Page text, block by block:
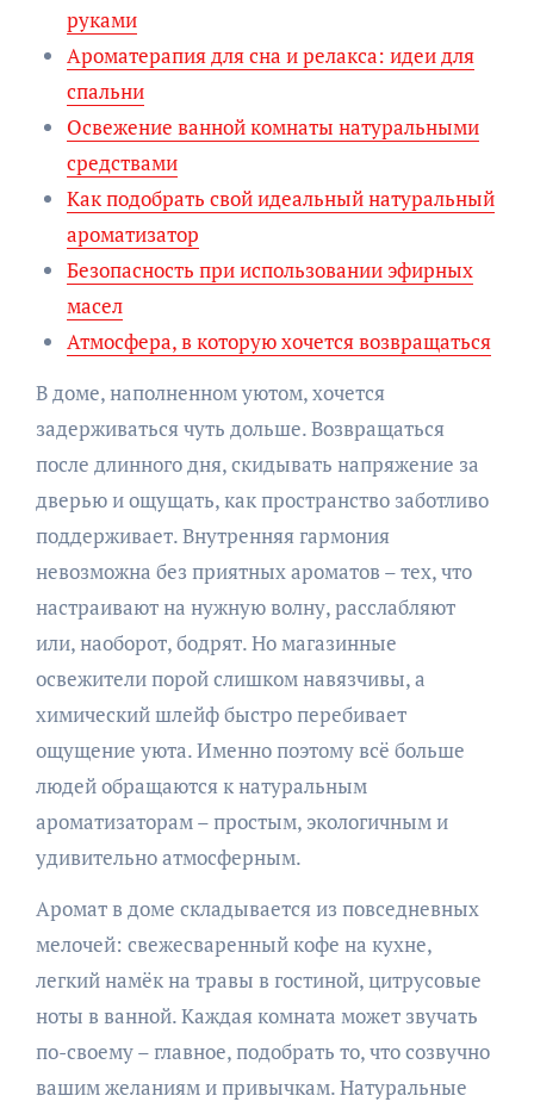
руками
Ароматерапия для сна и релакса: идеи для
спальни
Освежение ванной комнаты натуральными
средствами
Как подобрать свой идеальный натуральный
ароматизатор
Безопасность при использовании эфирных
масел
Атмосфера, в которую хочется возвращаться
В доме, наполненном уютом, хочется
задерживаться чуть дольше. Возвращаться
после длинного дня, скидывать напряжение за
дверью и ощущать, как пространство заботливо
поддерживает. Внутренняя гармония
невозможна без приятных ароматов – тех, что
настраивают на нужную волну, расслабляют
или, наоборот, бодрят. Но магазинные
освежители порой слишком навязчивы, а
химический шлейф быстро перебивает
ощущение уюта. Именно поэтому всё больше
людей обращаются к натуральным
ароматизаторам – простым, экологичным и
удивительно атмосферным.
Аромат в доме складывается из повседневных
мелочей: свежесваренный кофе на кухне,
легкий намёк на травы в гостиной, цитрусовые
ноты в ванной. Каждая комната может звучать
по-своему – главное, подобрать то, что созвучно
вашим желаниям и привычкам. Натуральные